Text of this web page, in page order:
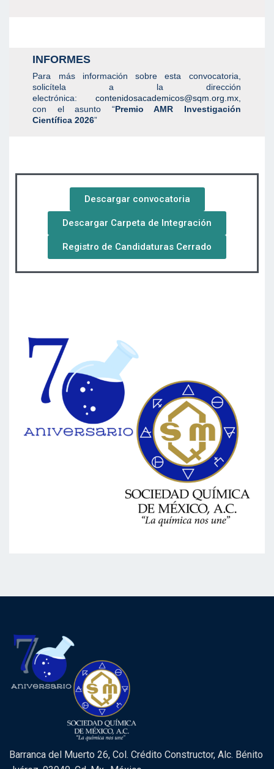
INFORMES
Para más información sobre esta convocatoria,
solicítela a la dirección
electrónica: contenidosacademicos@sqm.org.mx,
con el asunto “Premio AMR Investigación
Científica 2026”
Descargar convocatoria
Descargar Carpeta de Integración
Registro de Candidaturas Cerrado
Barranca del Muerto 26, Col. Crédito Constructor, Alc. Bénito